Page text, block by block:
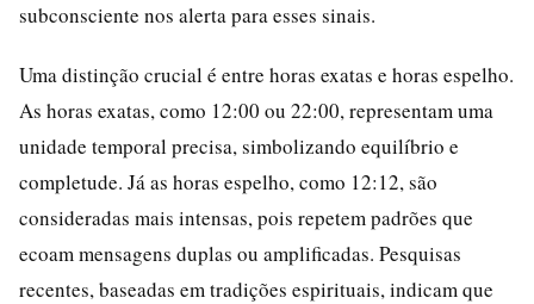
subconsciente nos alerta para esses sinais.
Uma distinção crucial é entre horas exatas e horas espelho.
As horas exatas, como 12:00 ou 22:00, representam uma
unidade temporal precisa, simbolizando equilíbrio e
completude. Já as horas espelho, como 12:12, são
consideradas mais intensas, pois repetem padrões que
ecoam mensagens duplas ou amplificadas. Pesquisas
recentes, baseadas em tradições espirituais, indicam que